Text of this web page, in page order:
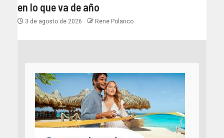
en lo que va de año
3 de agosto de 2026 Rene Polanco